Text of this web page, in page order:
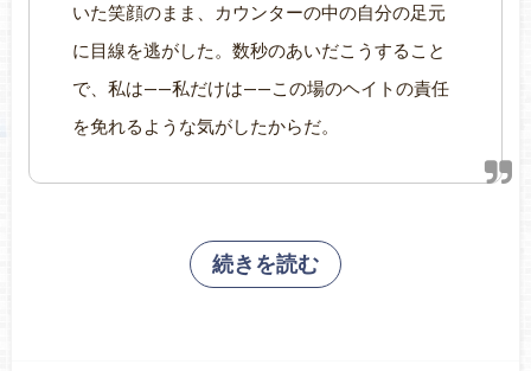
いた笑顔のまま、カウンターの中の自分の足元
に目線を逃がした。数秒のあいだこうすること
で、私は——私だけは——この場のヘイトの責任
を免れるような気がしたからだ。
続きを読む